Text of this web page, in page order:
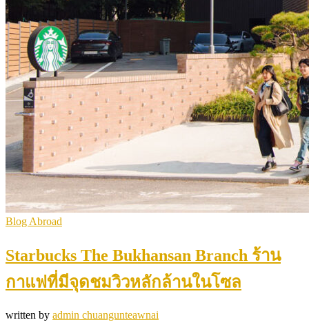
Blog Abroad
Starbucks The Bukhansan Branch ร้าน
กาแฟที่มีจุดชมวิวหลักล้านในโซล
written by admin chuangunteawnai